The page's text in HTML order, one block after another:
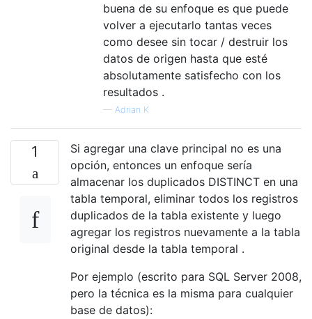
buena de su enfoque es que puede
volver a ejecutarlo tantas veces
como desee sin tocar / destruir los
datos de origen hasta que esté
absolutamente satisfecho con los
resultados .
— Adrian K
1
Si agregar una clave principal no es una
opción, entonces un enfoque sería
almacenar los duplicados DISTINCT en una
tabla temporal, eliminar todos los registros
duplicados de la tabla existente y luego
agregar los registros nuevamente a la tabla
original desde la tabla temporal .
Por ejemplo (escrito para SQL Server 2008,
pero la técnica es la misma para cualquier
base de datos):